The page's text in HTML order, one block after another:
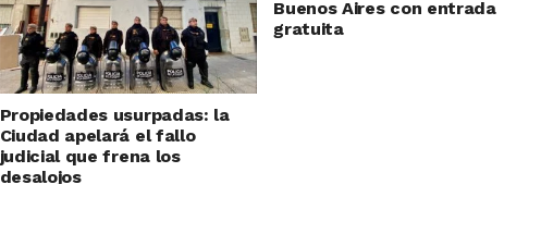
Propiedades usurpadas: la
Ciudad apelará el fallo
judicial que frena los
desalojos
Buenos Aires con entrada
gratuita